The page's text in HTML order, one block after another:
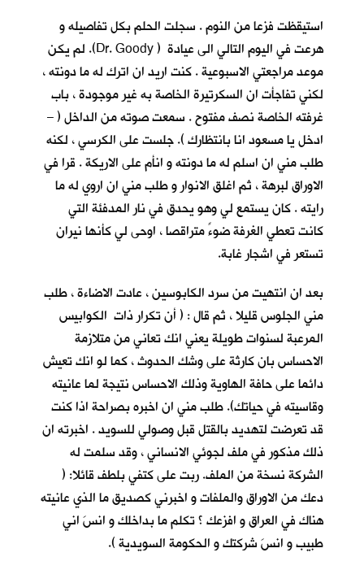
استيقظت فزعا من النوم . سجلت الحلم بكل تفاصيله و
هرعت في اليوم التالي الى عيادة ( Dr. Goody). لم يكن
موعد مراجعتي الاسبوعية . كنت اريد ان اترك له ما دونته ،
لكني تفاجأت ان السكرتيرة الخاصة به غير موجودة ، باب
غرفته الخاصة نصف مفتوح . سمعت صوته من الداخل ( –
ادخل يا مسعود انا بانتظارك ). جلست على الكرسي ، لكنه
طلب مني ان اسلم له ما دونته و انأم على الاريكة . قرا في
الاوراق لبرهة ، ثم اغلق الانوار و طلب مني ان اروي له ما
رايته . كان يستمع لي وهو يحدق في نار المدفئة التي
كانت تعطي الغرفة ضوءً متراقصا ، اوحى لي كأنها نيران
تستعر في اشجار غابة.
بعد ان انتهيت من سرد الكابوسين ، عادت الاضاءة ، طلب
مني الجلوس قليلا ، ثم قال : ( أن تكرار ذات الكوابيس
المرعبة لسنوات طويلة يعني انك تعاني من متلازمة
الاحساس بان كارثة على وشك الحدوث ، كما لو انك تعيش
دائما على حافة الهاوية وذلك الاحساس نتيجة لما عانيته
وقاسيته في حياتك). طلب مني ان اخبره بصراحة اذا كنت
قد تعرضت لتهديد بالقتل قبل وصولي للسويد . اخبرته ان
ذلك مذكور في ملف لجوئي الانساني ، وقد سلمت له
الشركة نسخة من الملف. ربت على كتفي بلطف قائلا: (
دعك من الاوراق والملفات و اخبرني كصديق ما الذي عانيته
هناك في العراق و افزعك ؟ تكلم ما بداخلك و انسَ اني
طبيب و انسَ شركتك و الحكومة السويدية ).